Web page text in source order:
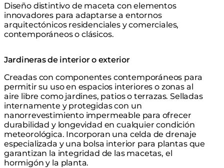
Diseño distintivo de maceta con elementos
innovadores para adaptarse a entornos
arquitectónicos residenciales y comerciales,
contemporáneos o clásicos.
Jardineras de interior o exterior
Creadas con componentes contemporáneos para
permitir su uso en espacios interiores o zonas al
aire libre como jardines, patios o terrazas. Selladas
internamente y protegidas con un
nanorrevestimiento impermeable para ofrecer
durabilidad y longevidad en cualquier condición
meteorológica. Incorporan una celda de drenaje
especializada y una bolsa interior para plantas que
garantizan la integridad de las macetas, el
hormigón y la planta.